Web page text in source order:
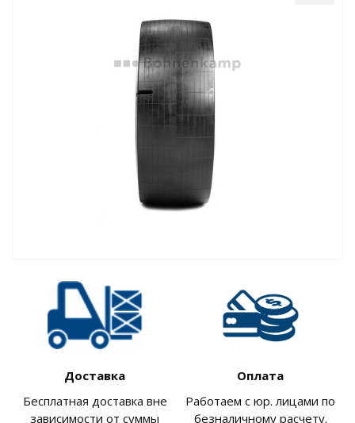
Доставка
Бесплатная доставка вне
зависимости от суммы
Оплата
Работаем с юр. лицами по
безналичному расчету.